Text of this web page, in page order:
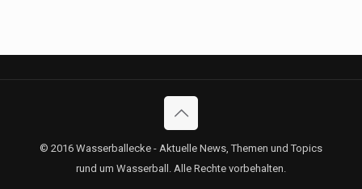
© 2016 Wasserballecke - Aktuelle News, Themen und Topics
rund um Wasserball. Alle Rechte vorbehalten.